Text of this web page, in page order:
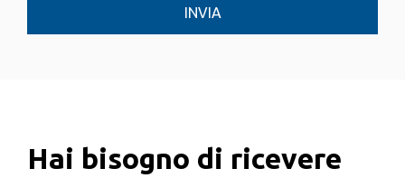
INVIA
Hai bisogno di ricevere